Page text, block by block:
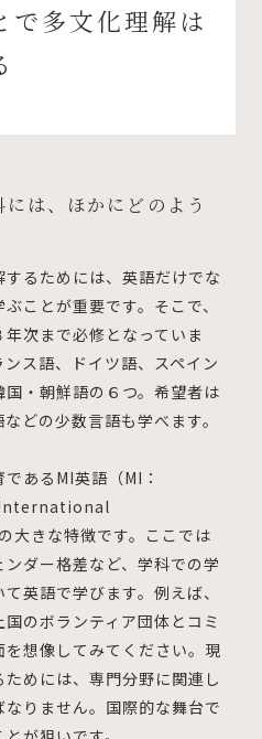
で多文化理解は
は、ほかにどのよう
るためには、英語だけでな
ことが重要です。そこで、
次まで必修となっていま
ス語、ドイツ語、スペイン
・朝鮮語の６つ。希望者は
どの少数言語も学べます。
あるMI英語（MI：
きな特徴です。ここでは
ダー格差など、学科での学
英語で学びます。例えば、
のボランティア団体とコミ
想像してみてください。現
めには、専門分野に関連し
りません。国際的な舞台で